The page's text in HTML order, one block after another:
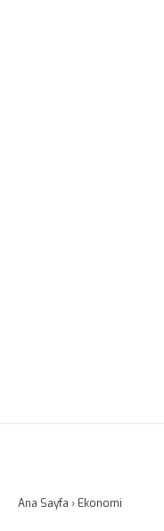
Ana Sayfa › Ekonomi